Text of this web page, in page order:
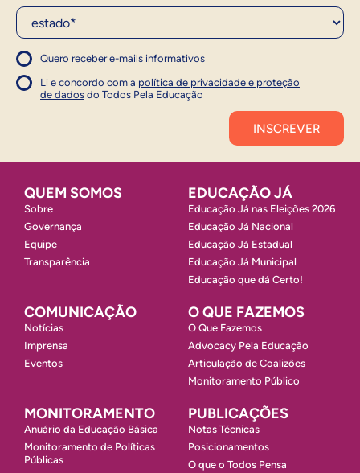
Estado*
Quero receber e-mails informativos
1
Concordo com a política
Concordo com a política
Li e concordo com a política de privacidade e proteção
de dados do Todos Pela Educação
1
QUEM SOMOS
Sobre
Governança
Equipe
Transparência
EDUCAÇÃO JÁ
Educação Já nas Eleições 2026
Educação Já Nacional
Educação Já Estadual
Educação Já Municipal
Educação que dá Certo!
COMUNICAÇÃO
Notícias
Imprensa
Eventos
O QUE FAZEMOS
O Que Fazemos
Advocacy Pela Educação
Articulação de Coalizões
Monitoramento Público
MONITORAMENTO
Anuário da Educação Básica
Monitoramento de Políticas
Públicas
PUBLICAÇÕES
Notas Técnicas
Posicionamentos
O que o Todos Pensa